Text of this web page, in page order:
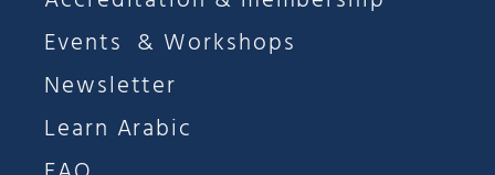
Events & Workshops
Newsletter
Learn Arabic